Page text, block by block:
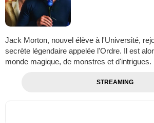
Jack Morton, nouvel élève à l'Université,
secrète légendaire appelée l'Ordre. Il est
monde magique, de monstres et d'intrigues.
STREAMING